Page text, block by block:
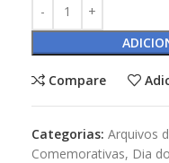
Compare
Categorias: Arquivos
Comemorativas, Dia